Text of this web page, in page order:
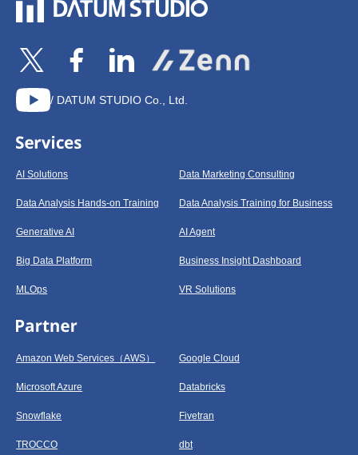
/ DATUM STUDIO Co., Ltd.
AI Solutions Data Marketing Consulting
Data Analysis Hands-on Training Data Analysis Training for Business
Generative AI AI Agent
Big Data Platform Business Insight Dashboard
MLOps VR Solutions
Amazon Web Services（AWS） Google Cloud
Microsoft Azure Databricks
Snowflake Fivetran
TROCCO dbt